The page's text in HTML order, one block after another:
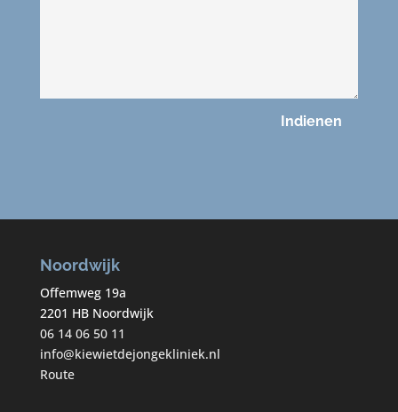
Indienen
Noordwijk
Offemweg 19a
2201 HB Noordwijk
06 14 06 50 11
info@kiewietdejongekliniek.nl
Route